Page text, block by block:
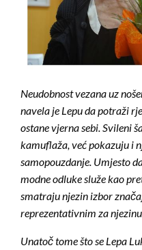
Neudobnost vezana uz
navela je Lepu da potraži
ostane vjerna sebi. Svileni
kamuflaža, već pokazuju i
samopouzdanje. Umjesto
modne odluke služe kao
smatraju njezin izbor
reprezentativnim za
Unatoč tome što se Lepa